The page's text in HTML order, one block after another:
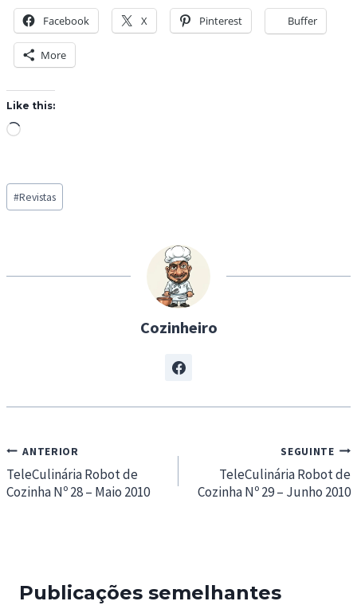
Facebook X Pinterest Buffer
More
Like this:
L
d
i
…
Post
Tags:
#Revistas
Cozinheiro
Navegação
de
artigos
ANTERIOR
TeleCulinária Robot de
Cozinha Nº 28 – Maio 2010
SEGUINTE
TeleCulinária Robot de
Cozinha Nº 29 – Junho 2010
Publicações semelhantes